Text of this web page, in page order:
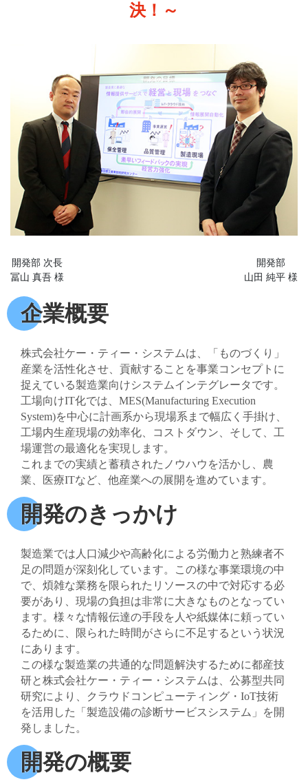
決！～
開発部 次長
冨山 真吾 様
開発部
山田 純平 様
企業概要
株式会社ケー・ティー・システムは、「ものづくり」
産業を活性化させ、貢献することを事業コンセプトに
捉えている製造業向けシステムインテグレータです。
工場向けIT化では、MES(Manufacturing Execution
System)を中心に計画系から現場系まで幅広く手掛け、
工場内生産現場の効率化、コストダウン、そして、工
場運営の最適化を実現します。
これまでの実績と蓄積されたノウハウを活かし、農
業、医療ITなど、他産業への展開を進めています。
開発のきっかけ
製造業では人口減少や高齢化による労働力と熟練者不
足の問題が深刻化しています。この様な事業環境の中
で、煩雑な業務を限られたリソースの中で対応する必
要があり、現場の負担は非常に大きなものとなってい
ます。様々な情報伝達の手段を人や紙媒体に頼ってい
るために、限られた時間がさらに不足するという状況
にあります。
この様な製造業の共通的な問題解決するために都産技
研と株式会社ケー・ティー・システムは、公募型共同
研究により、クラウドコンピューティング・IoT技術
を活用した「製造設備の診断サービスシステム」を開
発しました。
開発の概要